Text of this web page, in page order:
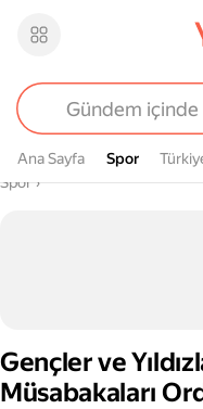
Ana Sayfa Spor
Spor
Buradasın
Spor›
Gençler ve
Müsabakaları